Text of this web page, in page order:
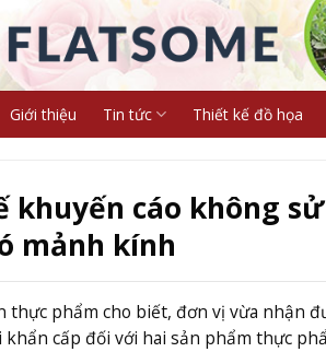
Giới thiệu Tin tức Thiết kế đồ họa
khuyến cáo không
mảnh kính
thực phẩm cho biết, đơn vị vừa nhận
khẩn cấp đối với hai sản phẩm thực